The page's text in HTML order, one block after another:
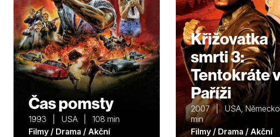
Čas pomsty
1993 | USA | 108 min
Filmy / Drama / Akční
Křižovatka
smrti 3:
Tentokráte
Paříži
2007 | USA,
min
Filmy / Drama / Akční